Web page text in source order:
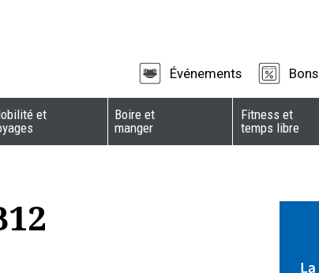
Événements Bons
et
Boire et
manger
Fitness et
temps libre